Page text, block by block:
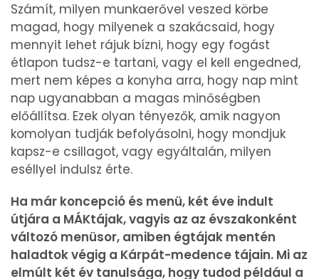
Számít, milyen munkaerővel veszed körbe
magad, hogy milyenek a szakácsaid, hogy
mennyit lehet rájuk bízni, hogy egy fogást
étlapon tudsz-e tartani, vagy el kell engedned,
mert nem képes a konyha arra, hogy nap mint
nap ugyanabban a magas minőségben
előállítsa. Ezek olyan tényezők, amik nagyon
komolyan tudják befolyásolni, hogy mondjuk
kapsz-e csillagot, vagy egyáltalán, milyen
eséllyel indulsz érte.
Ha már koncepció és menü, két éve indult
útjára a MÁKtájak, vagyis az az évszakonként
változó menüsor, amiben égtájak mentén
haladtok végig a Kárpát-medence tájain. Mi az
elmúlt két év tanulsága, hogy tudod például a